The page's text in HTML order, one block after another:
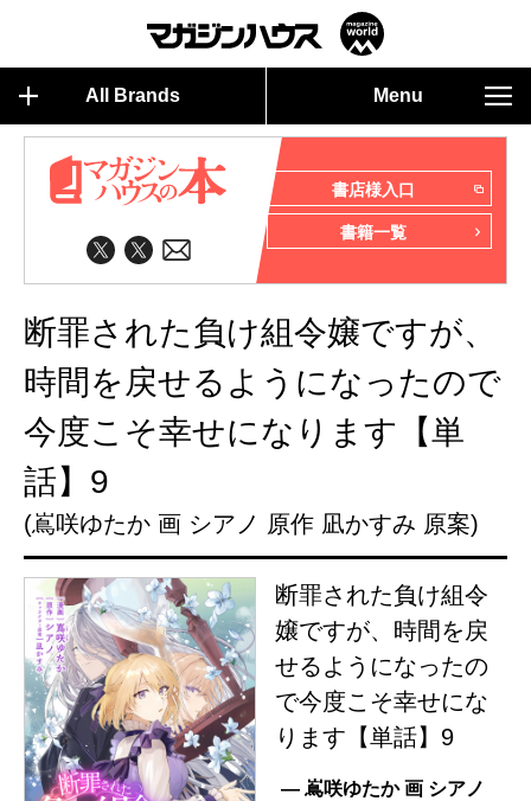
All Brands Menu
書店様入口
書籍一覧
断罪された負け組令嬢ですが、
時間を戻せるようになったので
今度こそ幸せになります【単
話】9
(嶌咲ゆたか 画 シアノ 原作 凪かすみ 原案)
断罪された負け組令
嬢ですが、時間を戻
せるようになったの
で今度こそ幸せにな
ります【単話】9
— 嶌咲ゆたか 画 シアノ